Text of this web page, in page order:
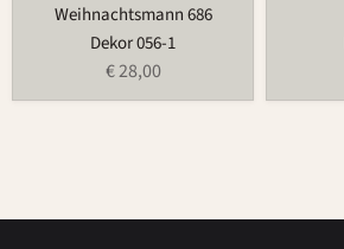
Weihnachtsmann 686
Dekor 056-1
€ 28,00